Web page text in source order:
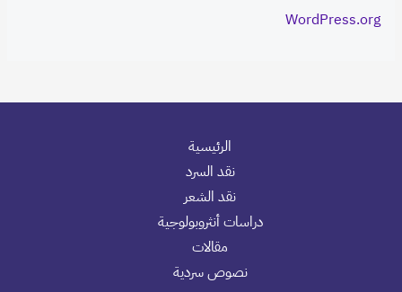
WordPress.org
الرئيسية
نقد السرد
نقد الشعر
دراسات أنثروبولوجية
مقالات
نصوص سردية